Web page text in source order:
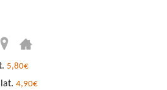
5,80€
4,90€